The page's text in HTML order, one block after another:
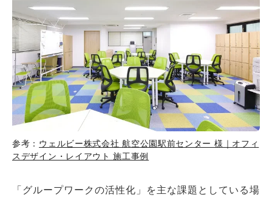
参考： ウェルビー株式会社 航空公園駅前センター 様｜オフィ
スデザイン・レイアウト 施工事例
「グループワークの活性化」を主な課題としている場